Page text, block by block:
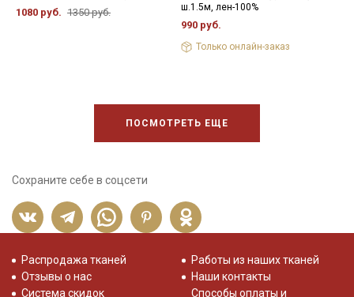
1080 руб. 1350 руб.
ш.1.5м, лен-100%
990 руб.
Только онлайн-заказ
ПОСМОТРЕТЬ ЕЩЕ
Сохраните себе в соцсети
Распродажа тканей
Отзывы о нас
Система скидок
Работы из наших тканей
Наши контакты
Способы оплаты и